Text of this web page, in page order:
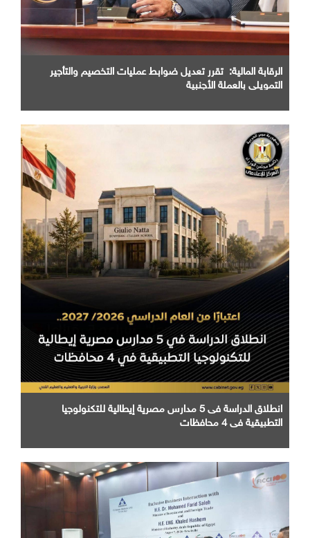
الرقابة المالية: تقرر تعديل ضوابط عمليات التخصيم والتأجير
التمويلي بالعملة الأجنبية
انطلاق الدراسة فى 5 مدارس مصرية إيطالية للتكنولوجيا
التطبيقية في 4 محافظات